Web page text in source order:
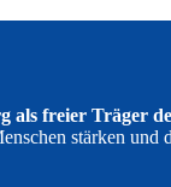
als freier Träger
stärken und